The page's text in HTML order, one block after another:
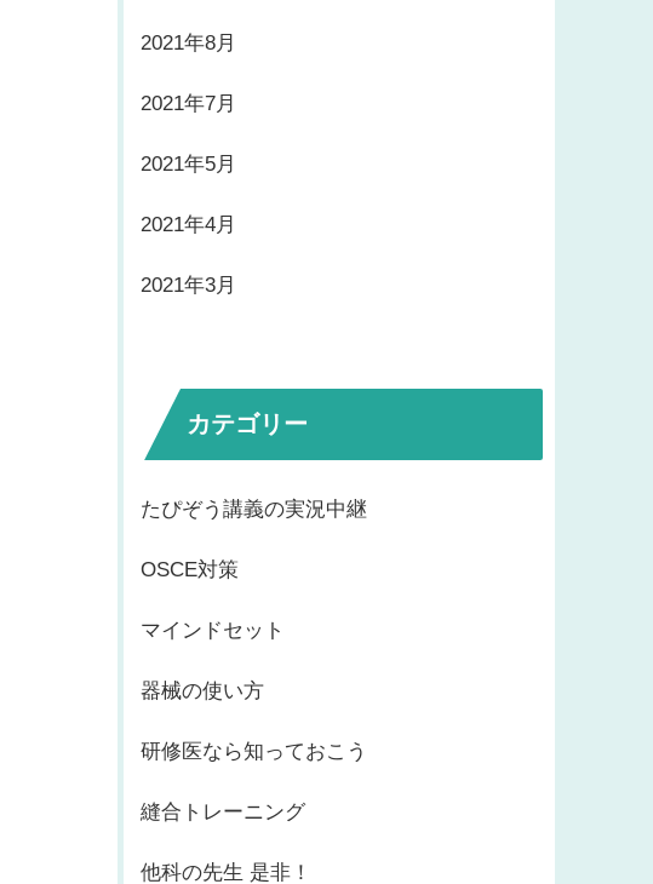
2021年8月
2021年7月
2021年5月
2021年4月
2021年3月
カテゴリー
たぴぞう講義の実況中継
OSCE対策
マインドセット
器械の使い方
研修医なら知っておこう
縫合トレーニング
他科の先生 是非！